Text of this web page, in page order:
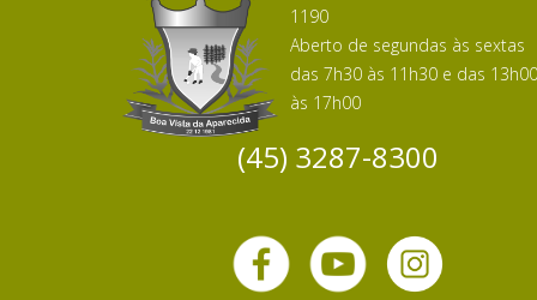
1190
Aberto de segundas às sextas
das 7h30 às 11h30 e das 13h00
às 17h00
(45) 3287-8300